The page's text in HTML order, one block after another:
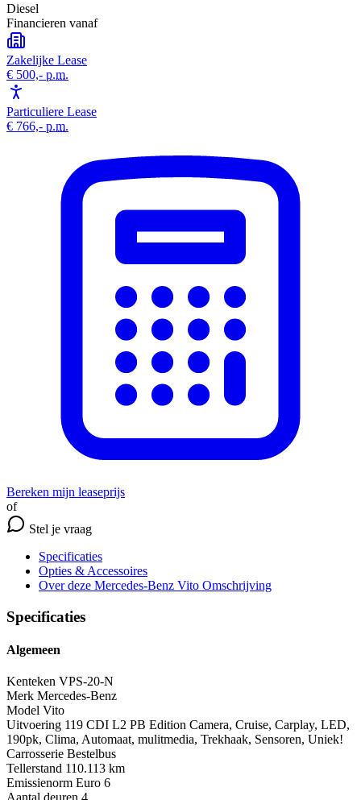
Diesel
Financieren vanaf
Zakelijke Lease
€ 500,- p.m.
Particuliere Lease
€ 766,- p.m.
Bereken mijn leaseprijs
of
Stel je vraag
Specificaties
Opties & Accessoires
Over deze Mercedes-Benz Vito Omschrijving
Specificaties
Algemeen
Kenteken VPS-20-N
Merk Mercedes-Benz
Model Vito
Uitvoering 119 CDI L2 PB Edition Camera, Cruise, Carplay, LED,
190pk, Clima, Automaat, mulitmedia, Trekhaak, Sensoren, Uniek!
Carrosserie Bestelbus
Tellerstand 110.113 km
Emissienorm Euro 6
Aantal deuren 4